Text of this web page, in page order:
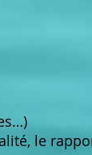
le